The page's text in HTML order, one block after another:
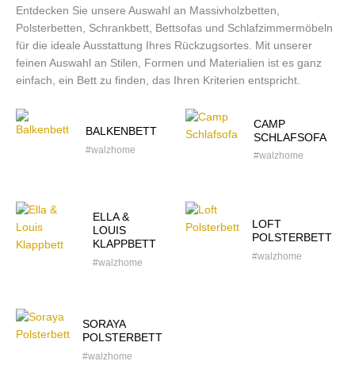
Entdecken Sie unsere Auswahl an Massivholzbetten,
Polsterbetten, Schrankbett, Bettsofas und Schlafzimmermöbeln
für die ideale Ausstattung Ihres Rückzugsortes.
Mit unserer
feinen Auswahl an Stilen, Formen und Materialien ist es ganz
einfach, ein Bett zu finden, das Ihren Kriterien entspricht.
BALKENBETT
#walzhome
CAMP
SCHLAFSOFA
#walzhome
ELLA &
LOUIS
KLAPPBETT
#walzhome
LOFT
POLSTERBETT
#walzhome
SORAYA
POLSTERBETT
#walzhome